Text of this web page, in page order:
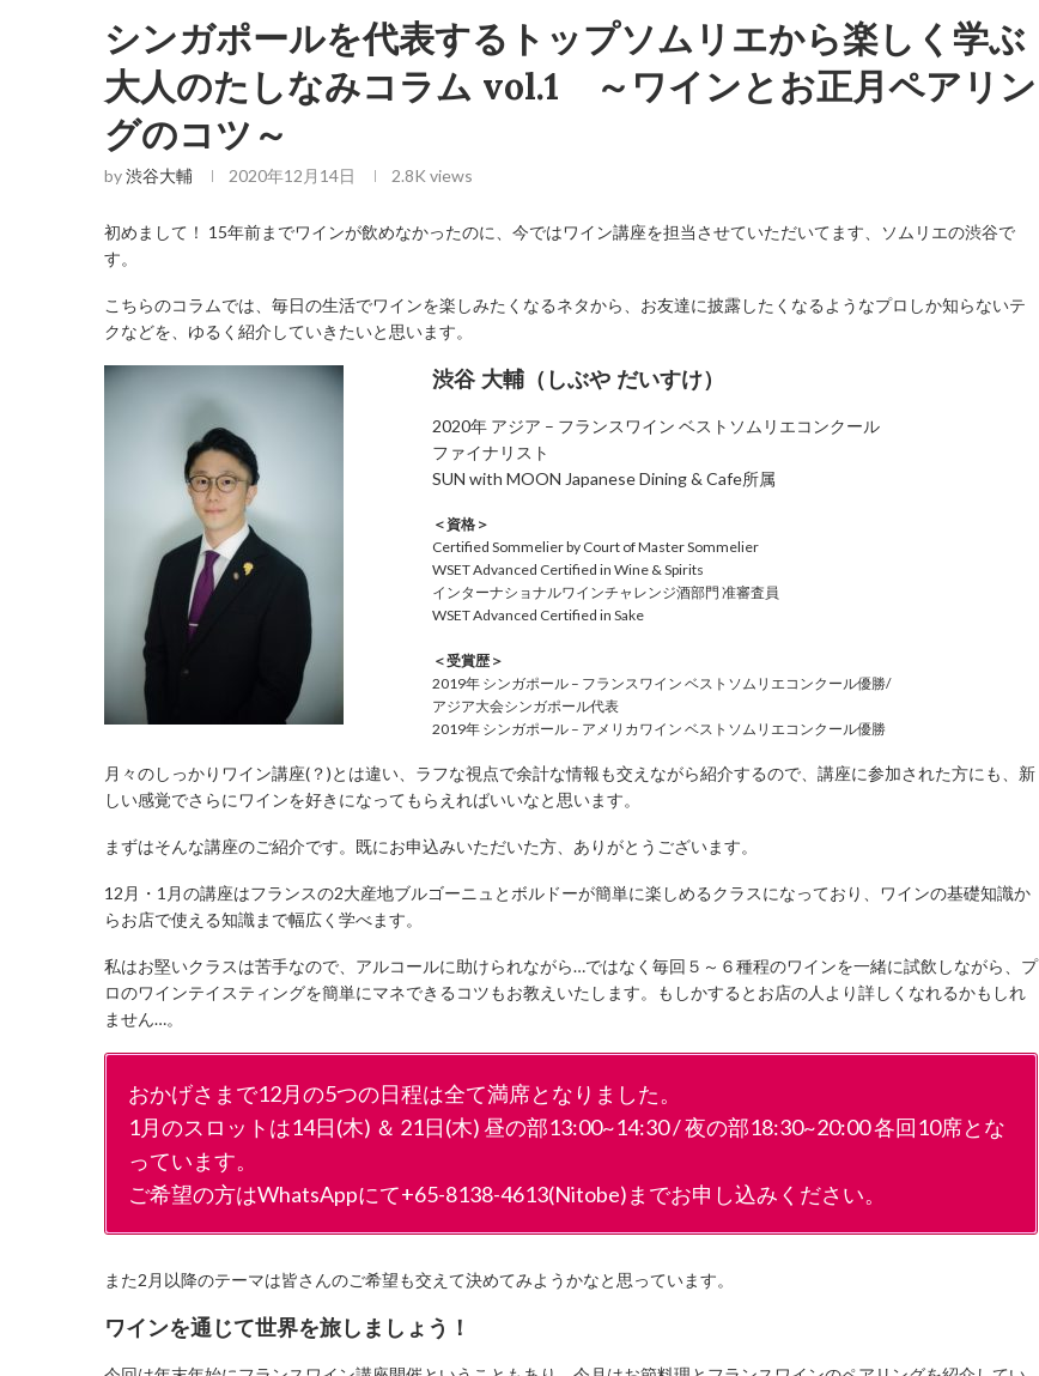
シンガポールを代表するトップソムリエから楽しく学ぶ
大人のたしなみコラム vol.1 ～ワインとお正月ペアリン
グのコツ～
by渋谷大輔 2020年12月14日 2.8K views
初めまして！ 15年前までワインが飲めなかったのに、今ではワイン講座を担当させていただいてます、ソムリエの渋谷で
す。
こちらのコラムでは、毎日の生活でワインを楽しみたくなるネタから、お友達に披露したくなるようなプロしか知らないテ
クなどを、ゆるく紹介していきたいと思います。
渋谷 大輔（しぶや だいすけ）
2020年 アジア – フランスワイン ベストソムリエコンクール
ファイナリスト
SUN with MOON Japanese Dining & Cafe所属
＜資格＞
Certified Sommelier by Court of Master Sommelier
WSET Advanced Certified in Wine & Spirits
インターナショナルワインチャレンジ酒部門 准審査員
WSET Advanced Certified in Sake
＜受賞歴＞
2019年 シンガポール – フランスワイン ベストソムリエコンクール優勝/
アジア大会シンガポール代表
2019年 シンガポール – アメリカワイン ベストソムリエコンクール優勝
月々のしっかりワイン講座(？)とは違い、ラフな視点で余計な情報も交えながら紹介するので、講座に参加された方にも、新
しい感覚でさらにワインを好きになってもらえればいいなと思います。
まずはそんな講座のご紹介です。既にお申込みいただいた方、ありがとうございます。
12月・1月の講座はフランスの2大産地ブルゴーニュとボルドーが簡単に楽しめるクラスになっており、ワインの基礎知識か
らお店で使える知識まで幅広く学べます。
私はお堅いクラスは苦手なので、アルコールに助けられながら…ではなく毎回５～６種程のワインを一緒に試飲しながら、プ
ロのワインテイスティングを簡単にマネできるコツもお教えいたします。もしかするとお店の人より詳しくなれるかもしれ
ません…。
おかげさまで12月の5つの日程は全て満席となりました。
1月のスロットは14日(木) ＆ 21日(木) 昼の部13:00~14:30 / 夜の部18:30~20:00 各回10席とな
っています。
ご希望の方はWhatsAppにて+65-8138-4613(Nitobe)までお申し込みください。
また2月以降のテーマは皆さんのご希望も交えて決めてみようかなと思っています。
ワインを通じて世界を旅しましょう！